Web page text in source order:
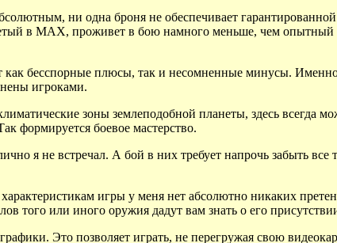
ни одна броня не обеспечивает
в MAX, проживет в бою намного меньше, чем опытный
бесспорные плюсы, так и несомненные минусы.
игроками.
зоны землеподобной планеты, здесь всегда
формируется боевое мастерство.
я не встречал. А бой в них требует напрочь забыть все
игры у меня нет абсолютно никаких
того или иного оружия дадут вам знать о его
Это позволяет играть, не перегружая свою